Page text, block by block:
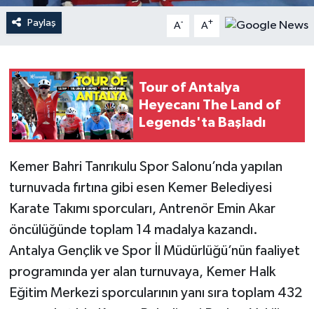
Paylaş A- A+
Tour of Antalya
Heyecanı The Land of
Legends'ta Başladı
Kemer Bahri Tanrıkulu Spor Salonu’nda yapılan
turnuvada fırtına gibi esen Kemer Belediyesi
Karate Takımı sporcuları, Antrenör Emin Akar
öncülüğünde toplam 14 madalya kazandı.
Antalya Gençlik ve Spor İl Müdürlüğü’nün faaliyet
programında yer alan turnuvaya, Kemer Halk
Eğitim Merkezi sporcularının yanı sıra toplam 432
Magazin
Sağlık
Siyaset
Spor
Teknoloji
Televizyon
Turizm